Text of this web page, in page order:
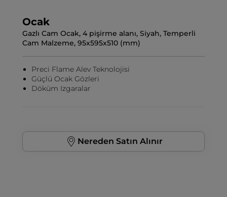
Ocak
Gazlı Cam Ocak, 4 pişirme alanı, Siyah, Temperli
Cam Malzeme, 95x595x510 (mm)
Preci Flame Alev Teknolojisi
Güçlü Ocak Gözleri
Döküm Izgaralar
Nereden Satın Alınır